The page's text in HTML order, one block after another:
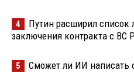
4
Путин расширил
заключения контракта с ВС
5 Сможет ли ИИ написать